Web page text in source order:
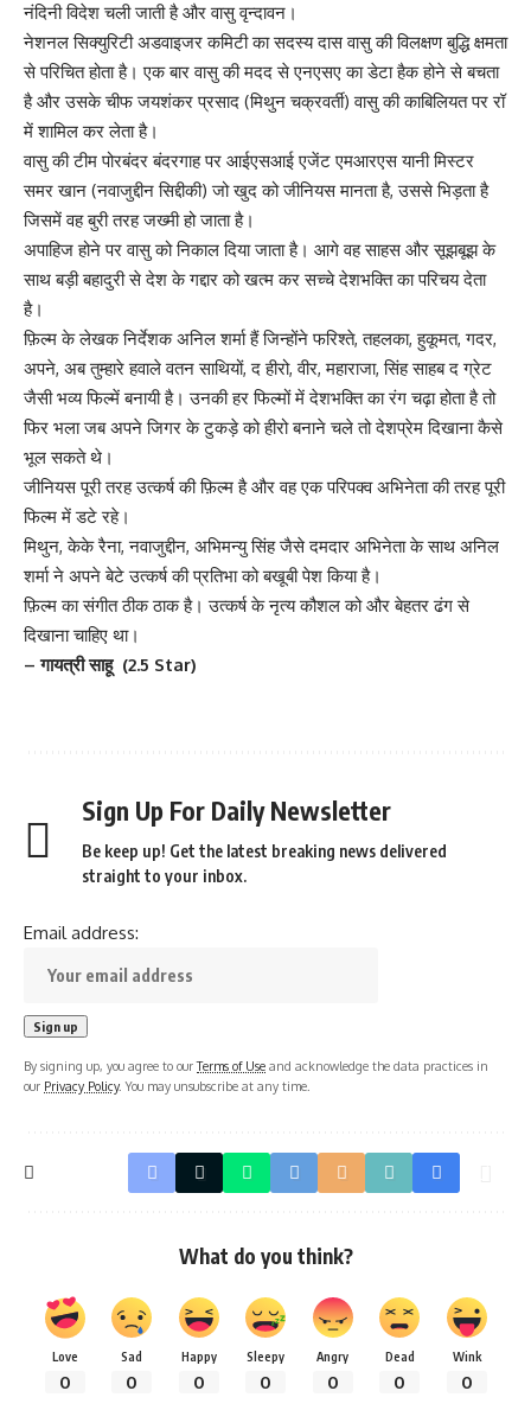
नंदिनी विदेश चली जाती है और वासु वृन्दावन।
नेशनल सिक्युरिटी अडवाइजर कमिटी का सदस्य दास वासु की विलक्षण बुद्धि क्षमता
से परिचित होता है। एक बार वासु की मदद से एनएसए का डेटा हैक होने से बचता
है और उसके चीफ जयशंकर प्रसाद (मिथुन चक्रवर्ती) वासु की काबिलियत पर रॉ
में शामिल कर लेता है।
वासु की टीम पोरबंदर बंदरगाह पर आईएसआई एजेंट एमआरएस यानी मिस्टर
समर खान (नवाजुद्दीन सिद्दीकी) जो खुद को जीनियस मानता है, उससे भिड़ता है
जिसमें वह बुरी तरह जख्मी हो जाता है।
अपाहिज होने पर वासु को निकाल दिया जाता है। आगे वह साहस और सूझबूझ के
साथ बड़ी बहादुरी से देश के गद्दार को खत्म कर सच्चे देशभक्ति का परिचय देता
है।
फ़िल्म के लेखक निर्देशक अनिल शर्मा हैं जिन्होंने फरिश्ते, तहलका, हुकूमत, गदर,
अपने, अब तुम्हारे हवाले वतन साथियों, द हीरो, वीर, महाराजा, सिंह साहब द ग्रेट
जैसी भव्य फिल्में बनायी है। उनकी हर फिल्मों में देशभक्ति का रंग चढ़ा होता है तो
फिर भला जब अपने जिगर के टुकड़े को हीरो बनाने चले तो देशप्रेम दिखाना कैसे
भूल सकते थे।
जीनियस पूरी तरह उत्कर्ष की फ़िल्म है और वह एक परिपक्व अभिनेता की तरह पूरी
फिल्म में डटे रहे।
मिथुन, केके रैना, नवाजुद्दीन, अभिमन्यु सिंह जैसे दमदार अभिनेता के साथ अनिल
शर्मा ने अपने बेटे उत्कर्ष की प्रतिभा को बखूबी पेश किया है।
फ़िल्म का संगीत ठीक ठाक है। उत्कर्ष के नृत्य कौशल को और बेहतर ढंग से
दिखाना चाहिए था।
– गायत्री साहू (2.5 Star)
Sign Up For Daily Newsletter
Be keep up! Get the latest breaking news delivered
straight to your inbox.
Email address:
By signing up, you agree to ourTerms of Use and acknowledge the data practices in
our Privacy Policy. You may unsubscribe at any time.
What do you think?
Love
0
Sad
0
Happy
0
Sleepy
0
Angry
0
Dead
0
Wink
0